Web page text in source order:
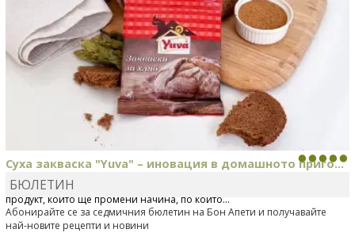
Суха закваска "Yuva" – иновация в домашното приго...
Отскоро Лесафр България стартира предлагането на изцяло нов
продукт, който ще промени начина, по който...
БЮЛЕТИН
Абонирайте се за седмичния бюлетин на Бон Апети и получавайте
най-новите рецепти и новини